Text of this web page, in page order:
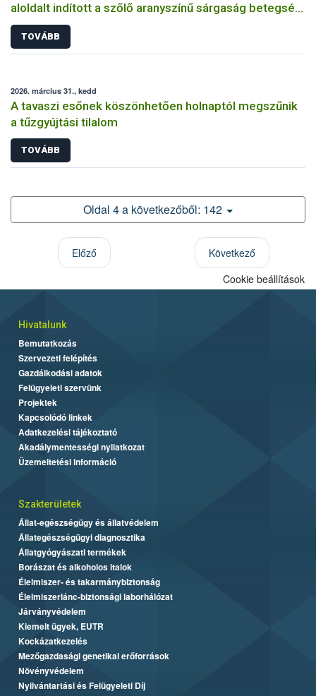
aloldalt indított a szőlő aranyszínű sárgaság betegség
megfékezése érdekében
TOVÁBB
2026. március 31., kedd
A tavaszi esőnek köszönhetően holnaptól megszűnik
a tűzgyújtási tilalom
TOVÁBB
Oldal 4 a következőből: 142
Előző
Következő
Cookie beállítások
Hivatalunk
Bemutatkozás
Szervezeti felépítés
Gazdálkodási adatok
Felügyeleti szervünk
Projektek
Kapcsolódó linkek
Adatkezelési tájékoztató
Akadálymentességi nyilatkozat
Üzemeltetési információ
Szakterületek
Állat-egészségügy és állatvédelem
Állategészségügyi diagnosztika
Állatgyógyászati termékek
Borászat és alkoholos italok
Élelmiszer- és takarmánybiztonság
Élelmiszerlánc-biztonsági laborhálózat
Járványvédelem
Kiemelt ügyek, EUTR
Kockázatkezelés
Mezőgazdasági genetikai erőforrások
Növényvédelem
Nyilvántartási és Felügyeleti Díj